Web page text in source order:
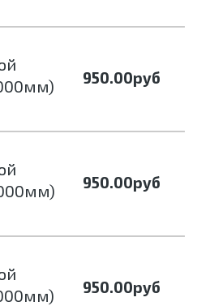
950.00руб
950.00руб
950.00руб